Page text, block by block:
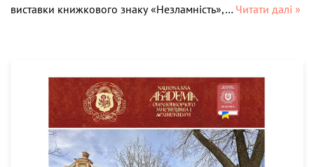
виставки книжкового знаку «Незламність»,… Читати далі »